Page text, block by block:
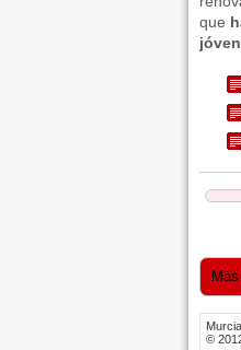
que
©